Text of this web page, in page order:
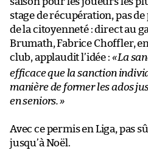
stage de récupération, pas
de la citoyenneté : direct au
Brumath, Fabrice Choffler,
club, applaudit l’idée : «La
efficace que la sanction
manière de former les ados
en seniors.»
Avec ce permis en Liga, pas
jusqu’à Noël.